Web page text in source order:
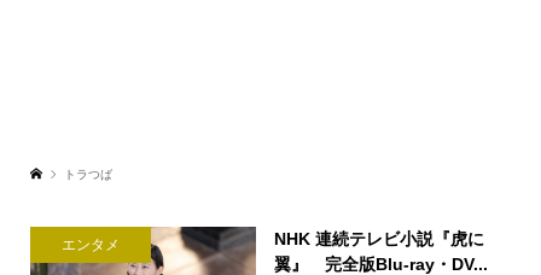
トラつば
エンタメ
NHK 連続テレビ小説『虎に
翼』 完全版Blu-ray・DV...